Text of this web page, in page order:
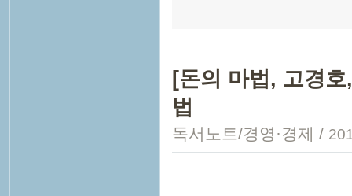
[돈의 마법, 고경
법
독서노트/경영·경제 /